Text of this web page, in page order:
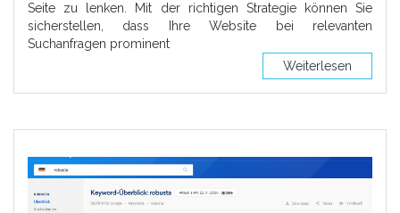
Seite zu lenken. Mit der richtigen Strategie können Sie
sicherstellen, dass Ihre Website bei relevanten
Suchanfragen prominent
Weiterlesen